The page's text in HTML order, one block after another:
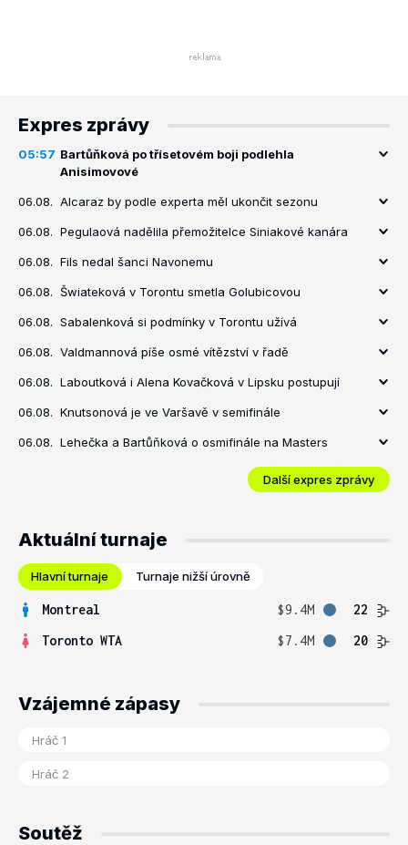
Expres zprávy
05:57 Bartůňková po třísetovém boji podlehla
Anisimovové
06.08. Alcaraz by podle experta měl ukončit sezonu
06.08. Pegulaová nadělila přemožitelce Siniakové kanára
06.08. Fils nedal šanci Navonemu
06.08. Šwiateková v Torontu smetla Golubicovou
06.08. Sabalenková si podmínky v Torontu užívá
06.08. Valdmannová píše osmé vítězství v řadě
06.08. Laboutková i Alena Kovačková v Lipsku postupují
06.08. Knutsonová je ve Varšavě v semifinále
06.08. Lehečka a Bartůňková o osmifinále na Masters
Další expres zprávy
Aktuální turnaje
Hlavní turnaje Turnaje nižší úrovně
Montreal $9.4M
22
Toronto WTA
$7.4M 20
Vzájemné zápasy
Soutěž